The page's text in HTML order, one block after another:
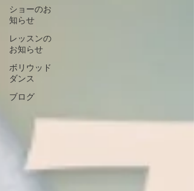
ショーのお
知らせ
レッスンの
お知らせ
ボリウッド
ダンス
ブログ